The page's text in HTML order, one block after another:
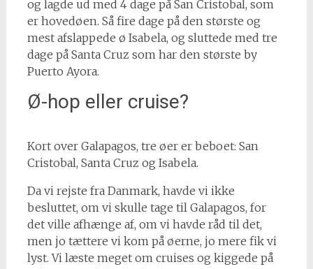
og lagde ud med 4 dage på San Cristobal, som
er hovedøen. Så fire dage på den største og
mest afslappede ø Isabela, og sluttede med tre
dage på Santa Cruz som har den største by
Puerto Ayora.
Ø-hop eller cruise?
Kort over Galapagos, tre øer er beboet: San
Cristobal, Santa Cruz og Isabela.
Da vi rejste fra Danmark, havde vi ikke
besluttet, om vi skulle tage til Galapagos, for
det ville afhænge af, om vi havde råd til det,
men jo tættere vi kom på øerne, jo mere fik vi
lyst. Vi læste meget om cruises og kiggede på